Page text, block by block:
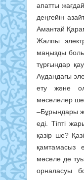
апатты
деңгейін
Амантай
Жалпы
маңызды
тұрғындар
Аудандағы
ету және
мәселелер
–Бұрындары
еді. Тіпті
қазір ше?
қамтамасыз
мәселе де
орналасуы